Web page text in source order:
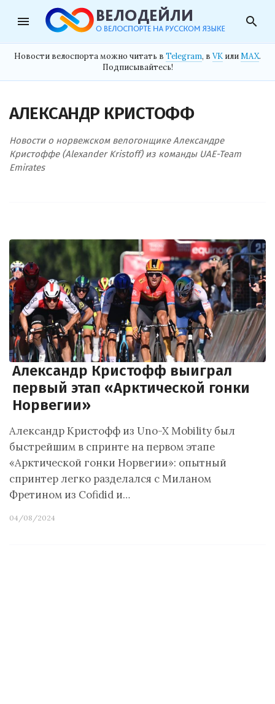
menu search
Новости велоспорта можно читать в Telegram, в VK илиMAX.
Подписывайтесь!
АЛЕКСАНДР КРИСТОФФ
Новости о норвежском велогонщике Александре
Кристоффе (Alexander Kristoff) из команды UAE-Team
Emirates
Александр Кристофф выиграл
первый этап «Арктической гонки
Норвегии»
Александр Кристофф из Uno-X Mobility был
быстрейшим в спринте на первом этапе
«Арктической гонки Норвегии»: опытный
спринтер легко разделался с Миланом
Фретином из Cofidid и…
04/08/2024